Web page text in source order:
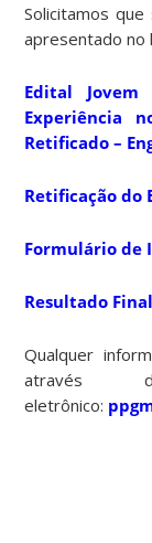
Solicitamos
apresentado no
Edital Jovem
Experiência
Retificado –
Retificação do
Formulário de
Resultado Final
Qualquer
através
eletrônico: